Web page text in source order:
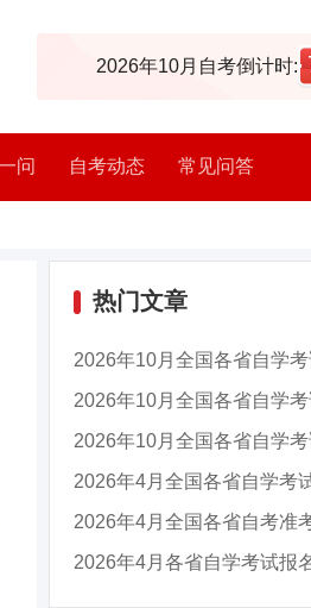
2026年10月自考倒计时:
问 自考动态 常见问答
热门文章